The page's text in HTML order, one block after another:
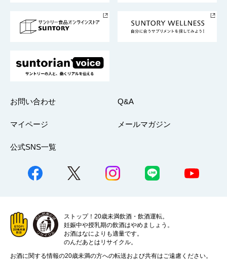
採用情報
お問い合わせ Q&A
マイページ メールマガジン
公式SNS一覧
ストップ！20歳未満飲酒・飲酒運転。
妊娠中や授乳期の飲酒はやめましょう。
お酒はなによりも適量です。
のんだあとはリサイクル。
お酒に関する情報の20歳未満の方への転送および共有はご遠慮ください。